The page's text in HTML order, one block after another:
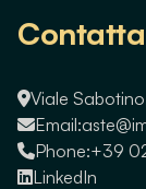
Viale
Email:
Phone:+39
LinkedIn